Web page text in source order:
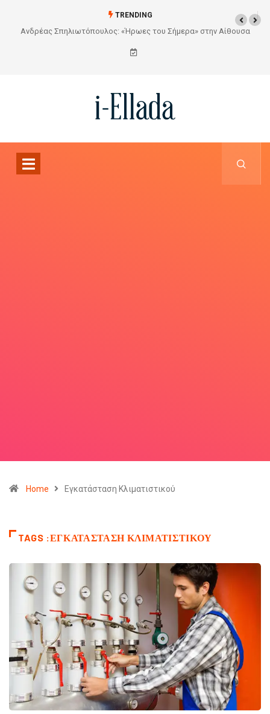
TRENDING
Από το Σχέδιο στην Πραγματικότητα
Home Εγκατάσταση Κλιματιστικού
TAGS :ΕΓΚΑΤΆΣΤΑΣΗ ΚΛΙΜΑΤΙΣΤΙΚΟΎ